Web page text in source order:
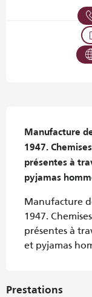
Manufacture
1947.
présentes à
pyjamas
Manufacture
1947.
présentes à
et pyjamas
Prestations